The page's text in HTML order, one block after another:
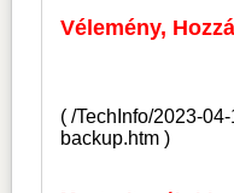
Vélemény,
(/TechInfo/2023-
backup.htm )